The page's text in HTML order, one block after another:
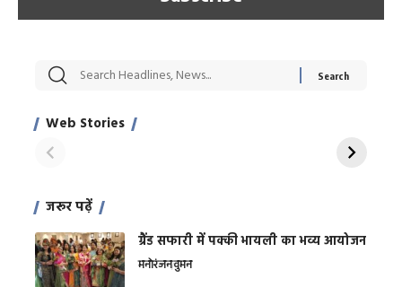
Web Stories
सट्टेबाजी में अरेस्ट हुए
साहिल खान
रोज एक कच्चे लहसुन
जरूर पढ़ें
ग्रैंड सफारी में पक्की भायली का भव्य आयोजन
मनोरंजनवुमन